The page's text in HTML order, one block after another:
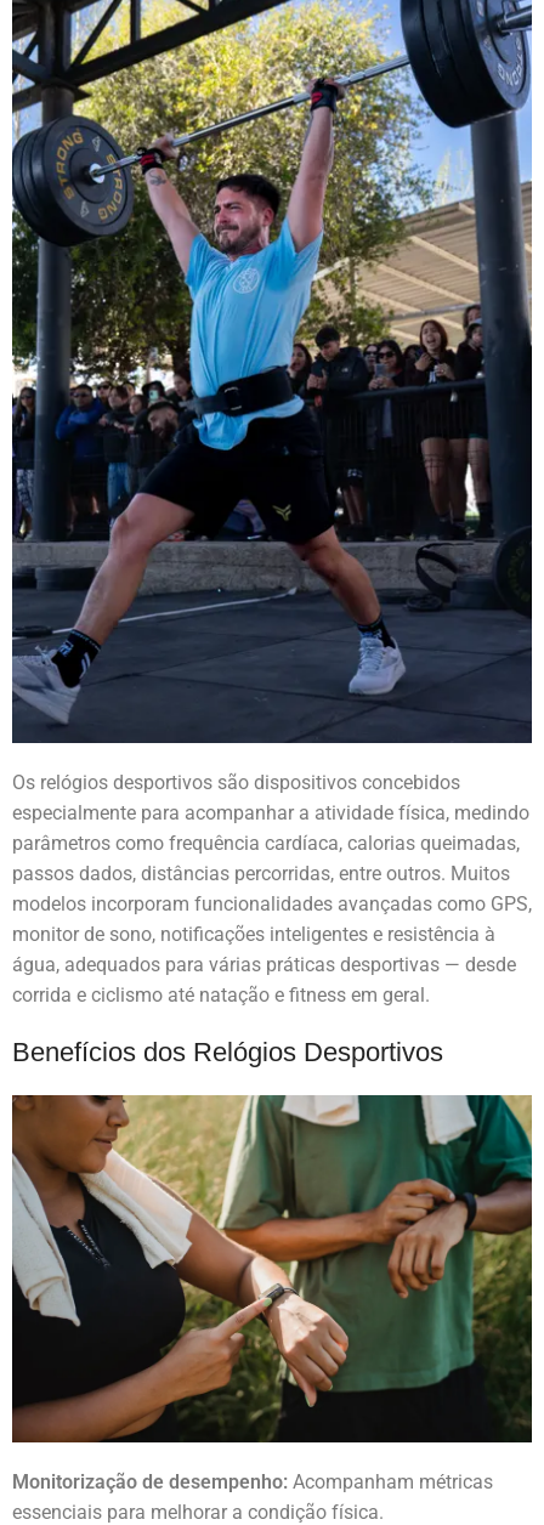
Os relógios desportivos são dispositivos concebidos
especialmente para acompanhar a atividade física, medindo
parâmetros como frequência cardíaca, calorias queimadas,
passos dados, distâncias percorridas, entre outros. Muitos
modelos incorporam funcionalidades avançadas como GPS,
monitor de sono, notificações inteligentes e resistência à
água, adequados para várias práticas desportivas — desde
corrida e ciclismo até natação e fitness em geral.
Benefícios dos Relógios Desportivos
Monitorização de desempenho: Acompanham métricas
essenciais para melhorar a condição física.